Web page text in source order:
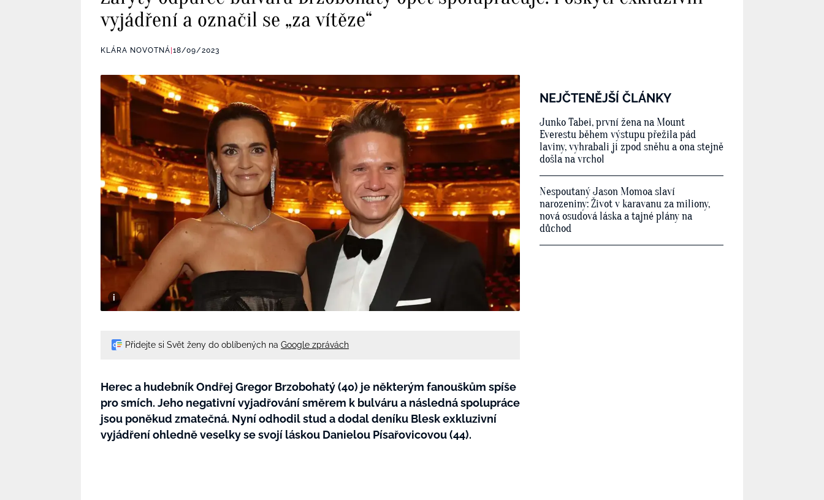
vyjádření a označil se „za vítěze“
KLÁRA NOVOTNÁ 18/09/2023
Přidejte si Svět ženy do oblíbených na Google zprávách
Herec a hudebník Ondřej Gregor Brzobohatý (40) je některým fanouškům spíše
pro smích. Jeho negativní vyjadřování směrem k bulváru a následná spolupráce
jsou poněkud zmatečná. Nyní odhodil stud a dodal deníku Blesk exkluzivní
vyjádření ohledně veselky se svojí láskou Danielou Písařovicovou (44).
NEJČTENĚJŠÍ ČLÁNKY
Junko Tabei, první žena na Mount
Everestu během výstupu přežila pád
laviny, vyhrabali ji zpod sněhu a ona stejně
došla na vrchol
Nespoutaný Jason Momoa slaví
narozeniny: Život v karavanu za miliony,
nová osudová láska a tajné plány na
důchod